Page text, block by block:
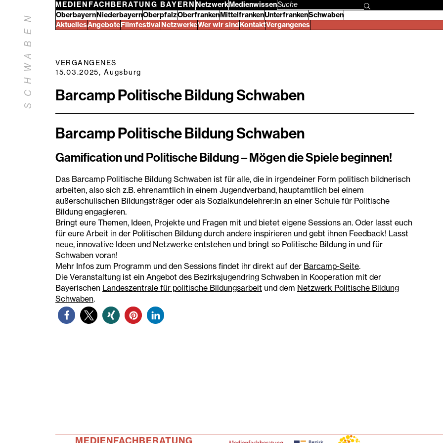
springen
MEDIENFACHBERATUNG BAYERN NetzwerkMedienwissen
Suchbegriff
eingeben
Bezirke
OberbayernNiederbayernOberpfalzOberfrankenMittelfrankenUnterfrankenSchwaben
Schwaben
AktuellesAngeboteFilmfestivalNetzwerkeWer wir sindKontaktVergangenes
N
E
B
A
W
H
C
S
VERGANGENES
15.03.2025, Augsburg
Barcamp Politische Bildung Schwaben
Barcamp Politische Bildung Schwaben
Gamification und Politische Bildung – Mögen die Spiele beginnen!
Das Barcamp Politische Bildung Schwaben ist für alle, die in irgendeiner Form politisch bildnerisch
arbeiten, also sich z.B. ehrenamtlich in einem Jugendverband, hauptamtlich bei einem
außerschulischen Bildungsträger oder als Sozialkundelehrer:in an einer Schule für Politische
Bildung engagieren.
Bringt eure Themen, Ideen, Projekte und Fragen mit und bietet eigene Sessions an. Oder lasst euch
für eure Arbeit in der Politischen Bildung durch andere inspirieren und gebt ihnen Feedback! Lasst
neue, innovative Ideen und Netzwerke entstehen und bringt so Politische Bildung in und für
Schwaben voran!
Mehr Infos zum Programm und den Sessions findet ihr direkt auf der Barcamp-Seite.
Die Veranstaltung ist ein Angebot des Bezirksjugendring Schwaben in Kooperation mit der
Bayerischen Landeszentrale für politische Bildungsarbeit und dem Netzwerk Politische Bildung
Schwaben.
MEDIENFACHBERATUNG